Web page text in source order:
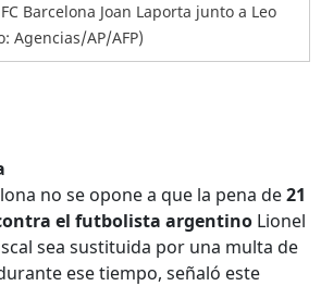
Barcelona Joan Laporta junto a Leo
Agencias/AP/AFP)
no se opone a que la pena de21
el futbolista argentino Lionel
sea sustituida por una multa de
ese tiempo, señaló este